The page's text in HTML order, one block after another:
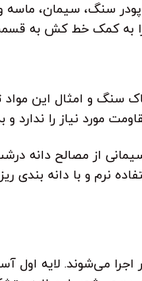
سنگ، سیمان،
را به کمک خط کش به
سنگ و امثال این
مورد نیاز را ندارد
از مصالح دانه
نرم و با دانه
می‌شوند. لایه اول